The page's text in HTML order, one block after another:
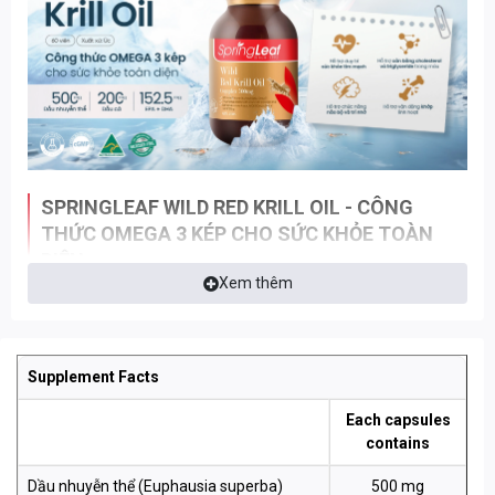
SPRINGLEAF WILD RED KRILL OIL - CÔNG
THỨC OMEGA 3 KÉP CHO SỨC KHỎE TOÀN
DIỆN
của bạn. Mỗi viên nang cung cấp Omega-3 từ hai nguồn sinh
học tự nhiên bao gồm:
• 152.5mg EPA + DHA
Xem thêm
Supplement Facts
Each capsules
contains
Dầu nhuyễn thể (Euphausia superba) 500 mg